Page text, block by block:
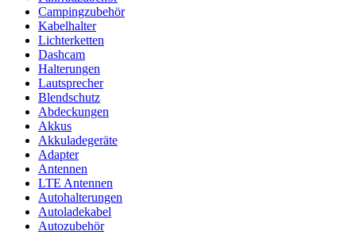
Campingzubehör
Kabelhalter
Lichterketten
Dashcam
Halterungen
Lautsprecher
Blendschutz
Abdeckungen
Akkus
Akkuladegeräte
Adapter
Antennen
LTE Antennen
Autohalterungen
Autoladekabel
Autozubehör